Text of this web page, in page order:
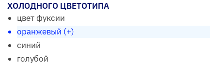
ХОЛОДНОГО ЦВЕТОТИПА
цвет фуксии
оранжевый (+)
синий
голубой